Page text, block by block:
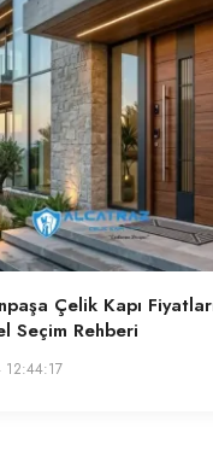
Çelik Kapı
Seçim Rehberi
12:44:17